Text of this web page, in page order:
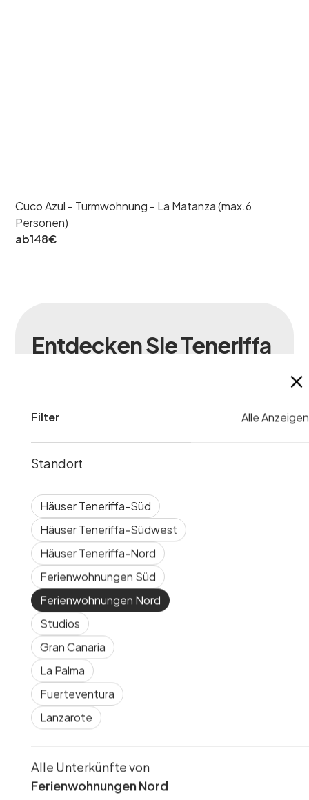
Filter Alle Anzeigen
Standort
Häuser Teneriffa-Süd
Häuser Teneriffa-Südwest
Häuser Teneriffa-Nord
Ferienwohnungen Süd
Ferienwohnungen Nord
Studios
Gran Canaria
La Palma
Fuerteventura
Lanzarote
Alle Unterkünfte von
Ferienwohnungen Nord
Cuco Azul - Turmwohnung - La Matanza (max.6
Personen)
ab148€
Entdecken Sie Teneriffa
Reiseempfehlungen und erleben Sie einen
Kontakt